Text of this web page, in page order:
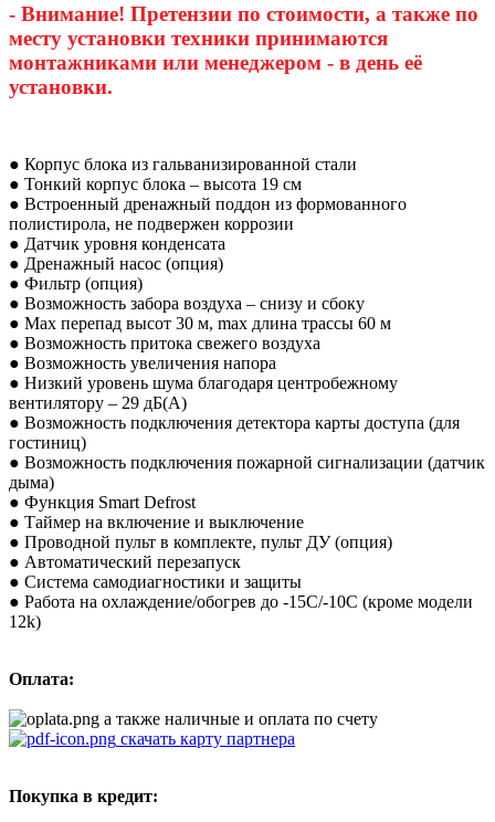
- Внимание! Претензии по стоимости, а также по
месту установки техники принимаются
монтажниками или менеджером - в день её
установки.
● Корпус блока из гальванизированной стали
● Тонкий корпус блока – высота 19 см
● Встроенный дренажный поддон из формованного
полистирола, не подвержен коррозии
● Датчик уровня конденсата
● Дренажный насос (опция)
● Фильтр (опция)
● Возможность забора воздуха – снизу и сбоку
● Max перепад высот 30 м, max длина трассы 60 м
● Возможность притока свежего воздуха
● Возможность увеличения напора
● Низкий уровень шума благодаря центробежному
вентилятору – 29 дБ(А)
● Возможность подключения детектора карты доступа (для
гостиниц)
● Возможность подключения пожарной сигнализации (датчик
дыма)
● Функция Smart Defrost
● Таймер на включение и выключение
● Проводной пульт в комплекте, пульт ДУ (опция)
● Автоматический перезапуск
● Система самодиагностики и защиты
● Работа на охлаждение/обогрев до -15С/-10С (кроме модели
12k)
Оплата:
а также наличные и оплата по счету
скачать карту партнера
Покупка в кредит: